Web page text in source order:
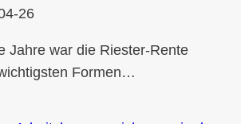
26
Jahre war die Riester-Rente
Formen…